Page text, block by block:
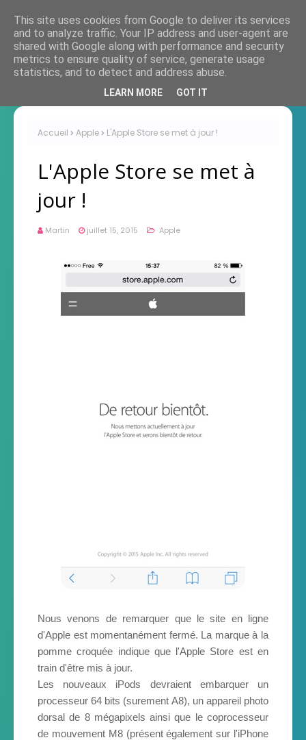
Accueil Apple L'Apple Store se met à jour !
L'Apple Store se met à
jour !
Martin juillet 15, 2015 Apple
Nous venons de remarquer que le site en ligne
d'Apple est momentanément fermé. La marque à la
pomme croquée indique que l'Apple Store est en
train d'être mis à jour.
Les nouveaux iPods devraient embarquer un
processeur 64 bits (surement A8), un appareil photo
dorsal de 8 mégapixels ainsi que le coprocesseur
de mouvement M8 (présent également sur l'iPhone
This site uses cookies from Google to deliver its services
and to analyze traffic. Your IP address and user-agent are
shared with Google along with performance and security
metrics to ensure quality of service, generate usage
statistics, and to detect and address abuse.
LEARN MORE GOT IT